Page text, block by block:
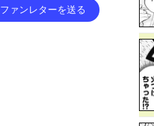
ファンレターを送る